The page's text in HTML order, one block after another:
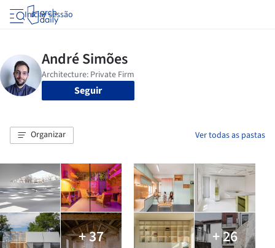
Iniciar sessão
Seguir
Organizar Ver todas as pastas
+ 37 + 26